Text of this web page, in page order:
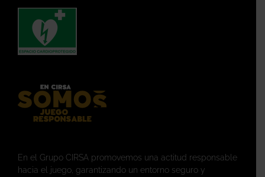
En el Grupo CIRSA promovemos una actitud responsable
hacia el juego, garantizando un entorno seguro y